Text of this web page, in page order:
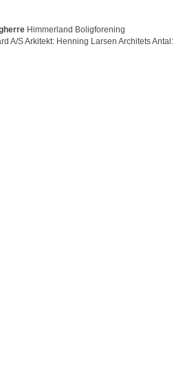
Himmerland Boligforening
A/S Arkitekt: Henning Larsen Architets Antal: